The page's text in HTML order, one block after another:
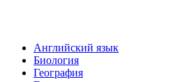
Английский язык
Биология
География